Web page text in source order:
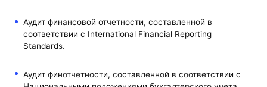
Аудит финансовой отчетности, составленной в
соответствии с International Financial Reporting
Standards.
Аудит финотчетности, составленной в соответствии с